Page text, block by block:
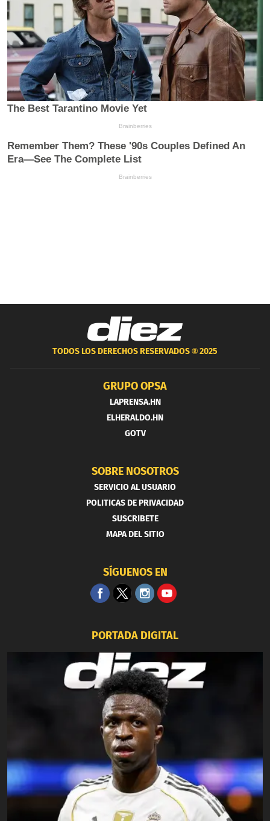
TODOS LOS DERECHOS RESERVADOS ®2025
GRUPO OPSA
LAPRENSA.HN
ELHERALDO.HN
GOTV
SOBRE NOSOTROS
SERVICIO AL USUARIO
POLITICAS DE PRIVACIDAD
SUSCRIBETE
MAPA DEL SITIO
SÍGUENOS EN
PORTADA DIGITAL